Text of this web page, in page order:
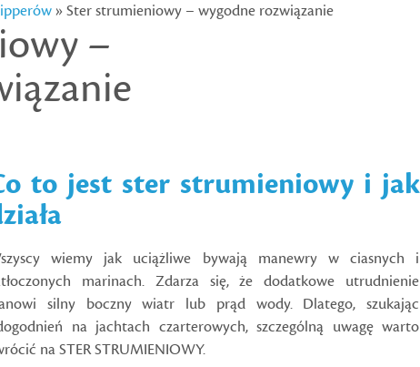
» Ster strumieniowy – wygodne rozwiązanie
–
to jest ster strumieniowy i jak
wiemy jak uciążliwe bywają manewry w ciasnych i
marinach. Zdarza się, że dodatkowe utrudnienie
silny boczny wiatr lub prąd wody. Dlatego, szukając
na jachtach czarterowych, szczególną uwagę warto
na STER STRUMIENIOWY.